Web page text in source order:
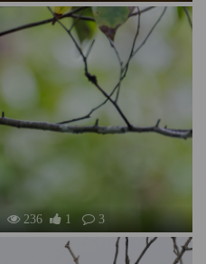
236 1 3